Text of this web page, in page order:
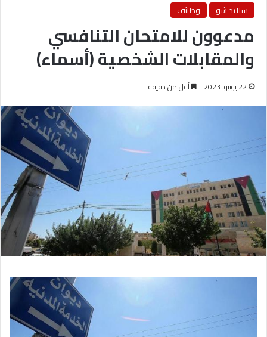
سلايد شو
وظائف
مدعوون للامتحان التنافسي
والمقابلات الشخصية (أسماء)
22 يونيو، 2023 أقل من دقيقة